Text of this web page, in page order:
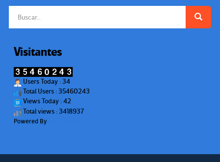
Visitantes
Users Today : 34
Total Users : 35460243
Views Today : 42
Total views : 3418937
Powered By